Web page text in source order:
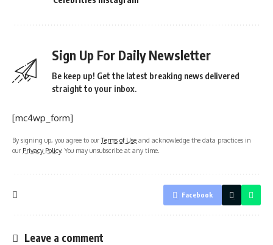
Sign Up For Daily Newsletter
Be keep up! Get the latest breaking news delivered
straight to your inbox.
[mc4wp_form]
By signing up, you agree to ourTerms of Use and acknowledge the data practices in
our Privacy Policy. You may unsubscribe at any time.
Facebook
Leave a comment